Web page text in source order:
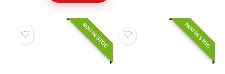
NOU IN STOC NOU IN STOC